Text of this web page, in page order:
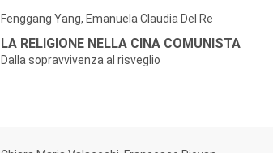
Fenggang Yang, Emanuela Claudia Del Re
LA RELIGIONE NELLA CINA COMUNISTA
Dalla sopravvivenza al risveglio